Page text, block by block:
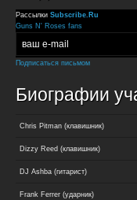
Рассылки Subscribe.Ru
Guns N' Roses fans
Подписаться письмом
Биографии
Chris Pitman (клавишник)
Dizzy Reed (клавишник)
DJ Ashba (гитарист)
Frank Ferrer (ударник)